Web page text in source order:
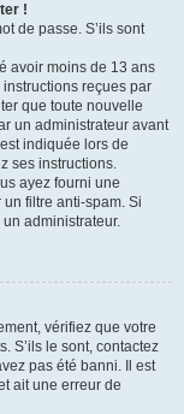
!
de passe. S’ils sont
avoir moins de 13 ans
instructions reçues par
que toute nouvelle
un administrateur avant
indiquée lors de
ses instructions.
ayez fourni une
filtre anti-spam. Si
administrateur.
vérifiez que votre
S’ils le sont, contactez
pas été banni. Il est
ait une erreur de